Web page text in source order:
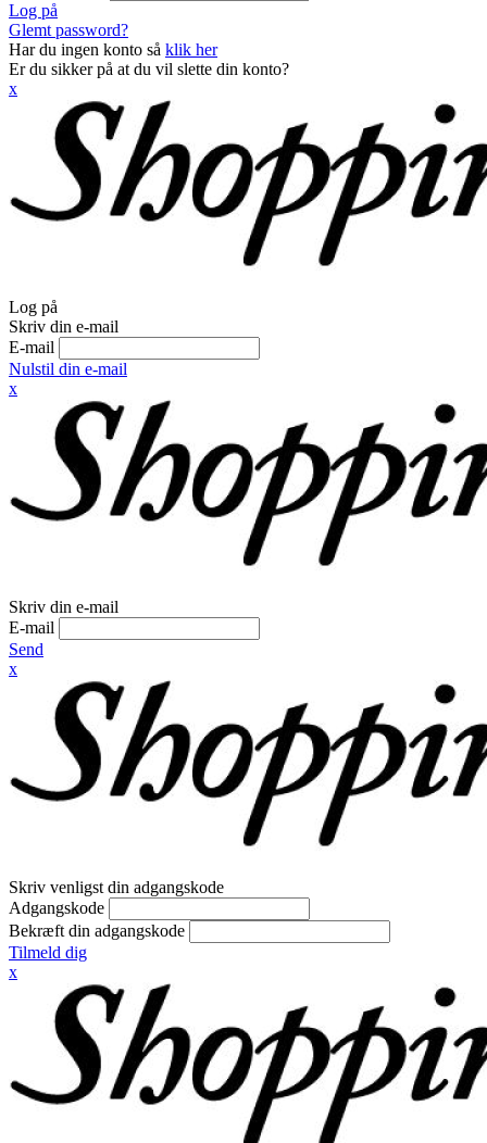
Log på
Glemt password?
Har du ingen konto så klik her
Er du sikker på at du vil slette din konto?
x
Log på
Skriv din e-mail
E-mail
Nulstil din e-mail
x
Skriv din e-mail
E-mail
Send
x
Skriv venligst din adgangskode
Adgangskode
Bekræft din adgangskode
Tilmeld dig
x